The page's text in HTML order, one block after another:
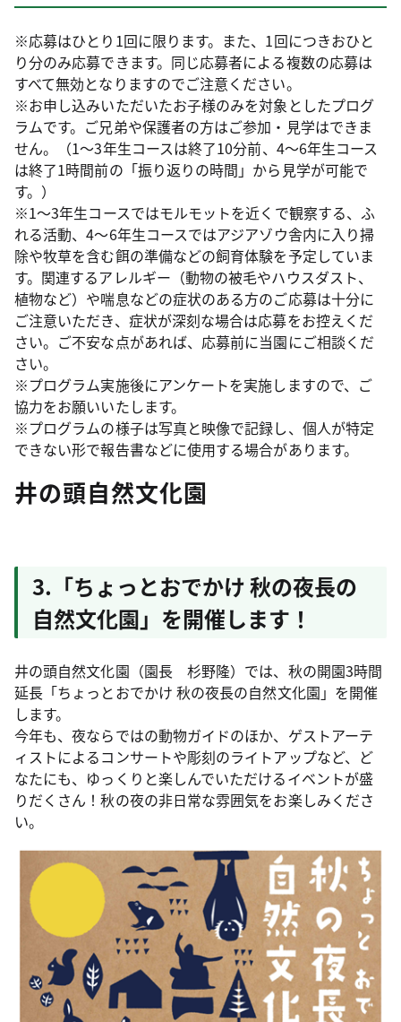
※応募はひとり1回に限ります。また、1回につきおひと
り分のみ応募できます。同じ応募者による複数の応募は
すべて無効となりますのでご注意ください。
※お申し込みいただいたお子様のみを対象としたプログ
ラムです。ご兄弟や保護者の方はご参加・見学はできま
せん。（1～3年生コースは終了10分前、4～6年生コース
は終了1時間前の「振り返りの時間」から見学が可能で
す。）
※1～3年生コースではモルモットを近くで観察する、ふ
れる活動、4～6年生コースではアジアゾウ舎内に入り掃
除や牧草を含む餌の準備などの飼育体験を予定していま
す。関連するアレルギー（動物の被毛やハウスダスト、
植物など）や喘息などの症状のある方のご応募は十分に
ご注意いただき、症状が深刻な場合は応募をお控えくだ
さい。ご不安な点があれば、応募前に当園にご相談くだ
さい。
※プログラム実施後にアンケートを実施しますので、ご
協力をお願いいたします。
※プログラムの様子は写真と映像で記録し、個人が特定
できない形で報告書などに使用する場合があります。
井の頭自然文化園
3.「ちょっとおでかけ 秋の夜長の
自然文化園」を開催します！
井の頭自然文化園（園長 杉野隆）では、秋の開園3時間
延長「ちょっとおでかけ 秋の夜長の自然文化園」を開催
します。
今年も、夜ならではの動物ガイドのほか、ゲストアーテ
ィストによるコンサートや彫刻のライトアップなど、ど
なたにも、ゆっくりと楽しんでいただけるイベントが盛
りだくさん！秋の夜の非日常な雰囲気をお楽しみくださ
い。